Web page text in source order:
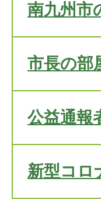
南九州市
市長の部
公益通報
新型コロ